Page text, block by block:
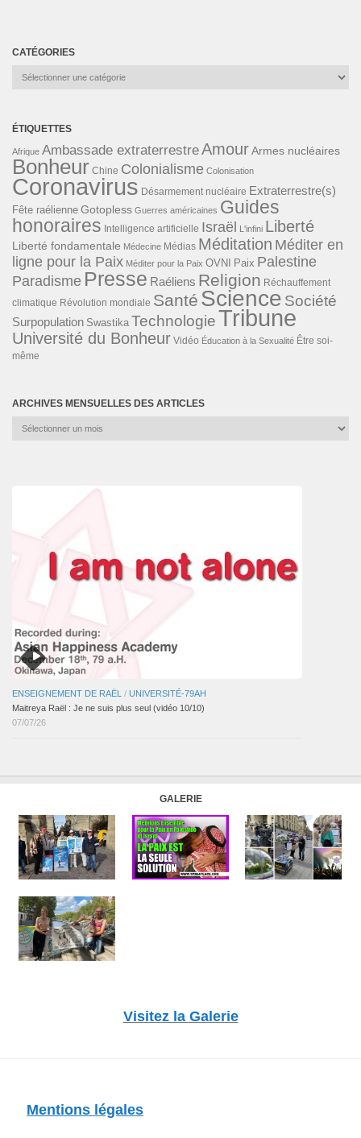
CATÉGORIES
Catégories
ÉTIQUETTES
Afrique Ambassade extraterrestreAmourArmes nucléaires
Bonheur Chine Colonialisme Colonisation
Coronavirus Désarmement nucléaire Extraterrestre(s)
Fête raélienne Gotopless Guerres américaines Guides
honoraires Intelligence artificielle Israël L'infini Liberté
Liberté fondamentale Médecine Médias Méditation Méditer en
ligne pour la Paix Méditer pour la Paix OVNI Paix Palestine
Paradisme Presse Raéliens Religion Réchauffement
climatique Révolution mondiale Santé Science Société
Surpopulation Swastika TechnologieTribune
Université du Bonheur Vidéo Éducation à la Sexualité Être soi-
même
ARCHIVES MENSUELLES DES ARTICLES
Archives
ENSEIGNEMENT DE RAËL / UNIVERSITÉ-79AH
Maitreya Raël : Je ne suis plus seul (vidéo 10/10)
07/07/26
GALERIE
Visitez la Galerie
Mentions légales